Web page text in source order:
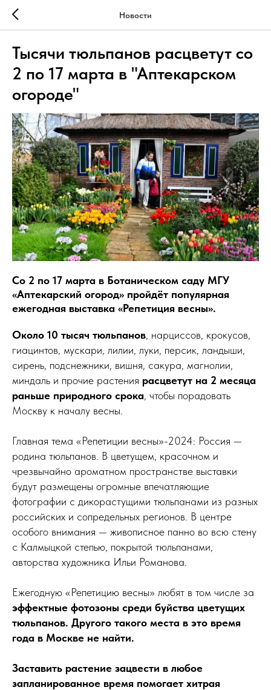
Новости
Тысячи тюльпанов расцветут со
2 по 17 марта в "Аптекарском
огороде"
Со 2 по 17 марта в Ботаническом саду МГУ
«Аптекарский огород» пройдёт популярная
ежегодная выставка «Репетиция весны».
Около 10 тысяч тюльпанов, нарциссов, крокусов,
гиацинтов, мускари, лилии, луки, персик, ландыши,
сирень, подснежники, вишня, сакура, магнолии,
миндаль и прочие растения расцветут на 2 месяца
раньше природного срока, чтобы порадовать
Москву к началу весны.
Главная тема «Репетиции весны»-2024: Россия —
родина тюльпанов. В цветущем, красочном и
чрезвычайно ароматном пространстве выставки
будут размещены огромные впечатляющие
фотографии с дикорастущими тюльпанами из разных
российских и сопредельных регионов. В центре
особого внимания — живописное панно во всю стену
с Калмыцкой степью, покрытой тюльпанами,
авторства художника Ильи Романова.
Ежегодную «Репетицию весны» любят в том числе за
эффектные фотозоны среди буйства цветущих
тюльпанов. Другого такого места в это время
года в Москве не найти.
Заставить растение зацвести в любое
запланированное время помогает хитрая